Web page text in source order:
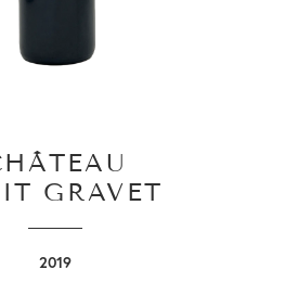
GRAVET
2019